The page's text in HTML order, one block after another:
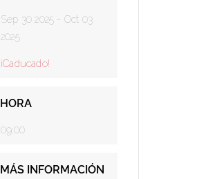
Sep 30 2025 - Oct 03
2025
¡Caducado!
HORA
09:00
MÁS INFORMACIÓN